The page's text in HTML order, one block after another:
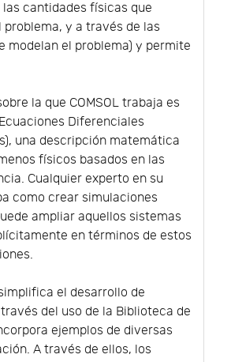
cantidades físicas que
y a través de las
modelan el problema) y permite
la que COMSOL trabaja es
Diferenciales
una descripción matemática
físicos basados en las
Cualquier experto en su
como crear simulaciones
ampliar aquellos sistemas
en términos de estos
el desarrollo de
del uso de la Biblioteca de
ejemplos de diversas
A través de ellos, los